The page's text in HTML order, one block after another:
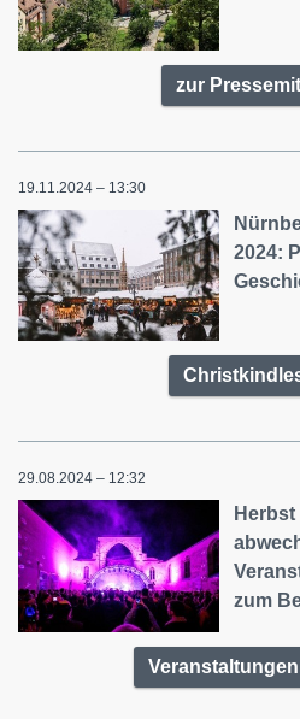
zur
19.11.2024 – 13:30
2024:
29.08.2024 – 12:32
zum